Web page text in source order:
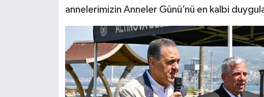
annelerimizin Anneler Günü’nü en kalbi